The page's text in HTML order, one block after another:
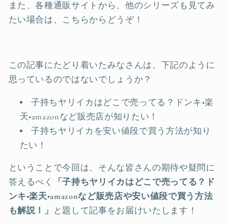
また、各種通販サイトから、他のシリーズも見てみ
たい場合は、こちらからどうぞ！
この記事にたどり着いたみなさんは、下記のように
思っているのではないでしょうか？
子持ちヤリイカはどこで売ってる？ドンキ•楽
天•amazonなど販売店が知りたい！
子持ちヤリイカを安い値段で買う方法が知り
たい！
ということで今回は、そんな皆さんの期待や疑問に
答えるべく
「子持ちヤリイカはどこで売ってる？ド
ンキ•楽天•amazonなど販売店や安い値段で買う方法
も解説！ 」 と題して記事をお届けいたします！